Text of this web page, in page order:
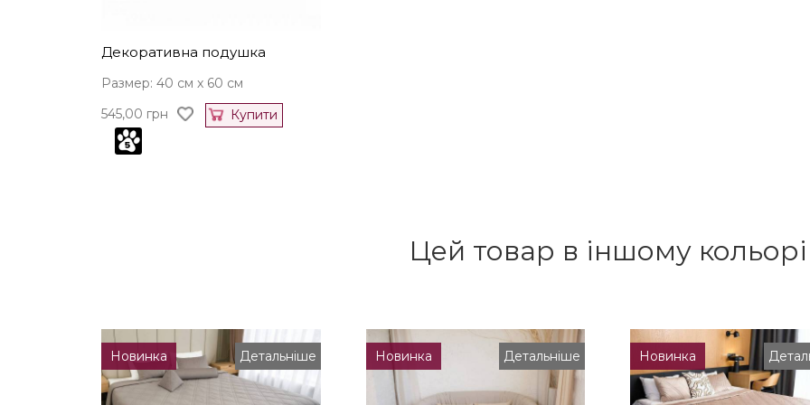
Декоративна подушка
Размер: 40 см x 60 см
545,00 грн Купити
Цей товар в іншому кольорі
Новинка Детальніше Новинка Детальніше Новинка